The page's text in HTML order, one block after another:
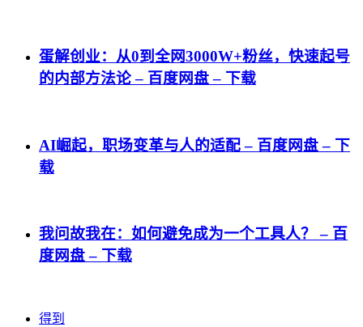
蛋解创业：从0到全网3000W+粉丝，快速起号
的内部方法论 – 百度网盘 – 下载
AI崛起，职场变革与人的适配 – 百度网盘 – 下
载
我问故我在：如何避免成为一个工具人？ – 百
度网盘 – 下载
得到